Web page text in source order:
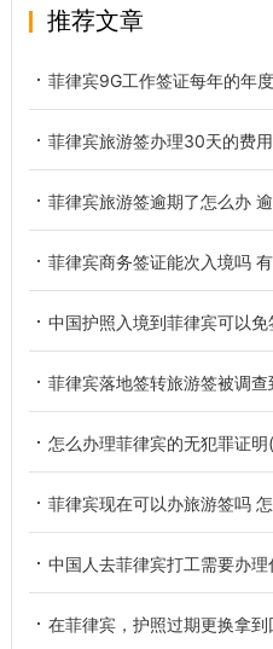
推荐文章
菲律宾9G工作签证每年的年
菲律宾旅游签办理30天的费
菲律宾旅游签逾期了怎么办
菲律宾商务签证能次入境吗
中国护照入境到菲律宾可以免
菲律宾落地签转旅游签被调查
怎么办理菲律宾的无犯罪证
菲律宾现在可以办旅游签吗
中国人去菲律宾打工需要办理
在菲律宾，护照过期更换拿